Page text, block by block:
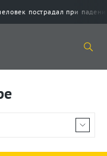
пострадал при